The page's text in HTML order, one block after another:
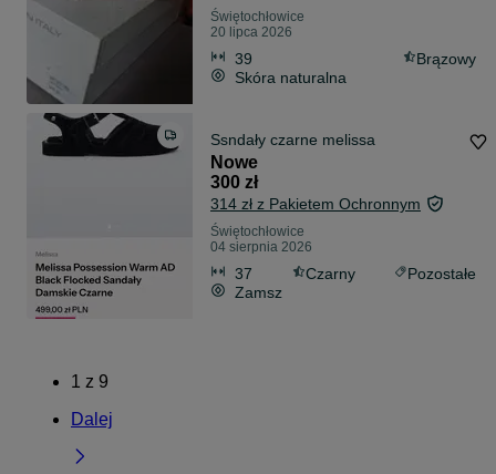
Świętochłowice
20 lipca 2026
39
Brązowy
Skóra naturalna
Ssndały czarne melissa
Nowe
300 zł
314 zł z Pakietem Ochronnym
Świętochłowice
04 sierpnia 2026
37 Czarny
Pozostałe
Zamsz
1 z 9
Dalej